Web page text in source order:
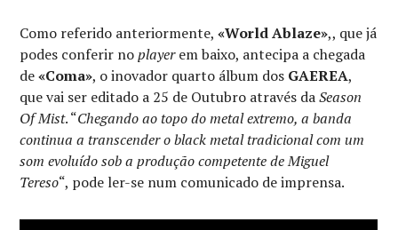
Como referido anteriormente,«World Ablaze»,, que já
podes conferir noplayerem baixo, antecipa a chegada
de«Coma», o inovador quarto álbum dos GAEREA,
que vai ser editado a 25 de Outubro através daSeason
Of Mist. “Chegando ao topo do metal extremo, a banda
continua a transcender o black metal tradicional com um
som evoluído sob a produção competente de Miguel
Tereso“, pode ler-se num comunicado de imprensa.